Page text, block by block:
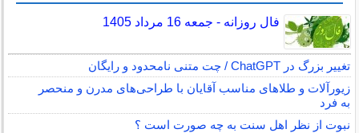
فال روزانه - جمعه 16 مرداد 1405
تغییر بزرگ در ChatGPT / چت متنی نامحدود و رایگان
زیورآلات و طلاهای مناسب آقایان با طراحی‌های مدرن و منحصر
به فرد
نبوت از نظر اهل سنت به چه صورت است ؟